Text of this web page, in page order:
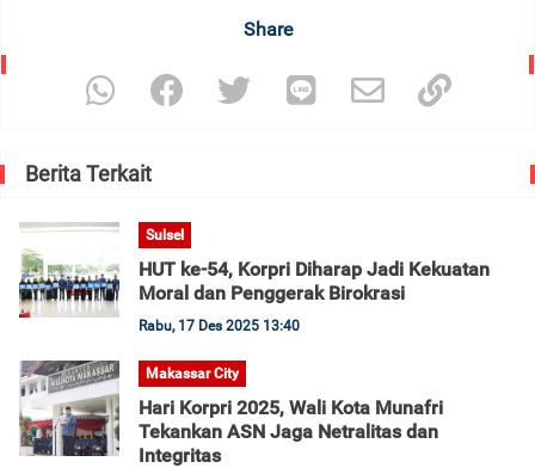
Share
Berita Terkait
Sulsel
HUT ke-54, Korpri Diharap Jadi Kekuatan
Moral dan Penggerak Birokrasi
Rabu, 17 Des 2025 13:40
Makassar City
Hari Korpri 2025, Wali Kota Munafri
Tekankan ASN Jaga Netralitas dan
Integritas